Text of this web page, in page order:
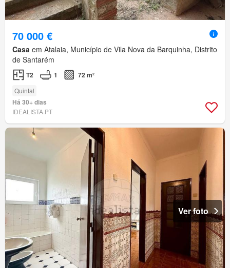
70 000 €
Casa em Atalaia, Município de Vila Nova da Barquinha, Distrito
de Santarém
T2 1 72 m²
Quintal
Há 30+ dias
IDEALISTA.PT
Ver foto